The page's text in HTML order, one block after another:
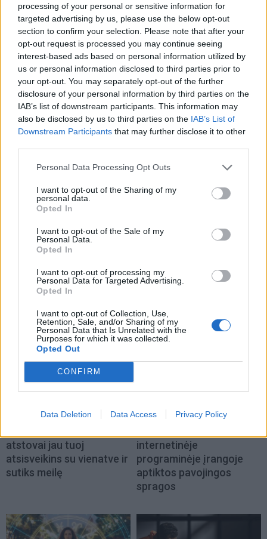
processing of your personal or sensitive information for
targeted advertising by us, please use the below opt-out
section to confirm your selection. Please note that after your
opt-out request is processed you may continue seeing
interest-based ads based on personal information utilized by
us or personal information disclosed to third parties prior to
your opt-out. You may separately opt-out of the further
disclosure of your personal information by third parties on the
IAB’s list of downstream participants. This information may
also be disclosed by us to third parties on the IAB’s List of
Downstream Participants that may further disclose it to other
Personal Data Processing Opt Outs
I want to opt-out of the Sharing of my
personal data.
Opted In
I want to opt-out of the Sale of my
Personal Data.
Opted In
I want to opt-out of processing my
Personal Data for Targeted Advertising.
Opted In
I want to opt-out of Collection, Use,
Retention, Sale, and/or Sharing of my
Personal Data that Is Unrelated with the
Purposes for which it was collected.
Opted Out
CONFIRM
Data Deletion Data Access Privacy Policy
Pasaulis
Išėjo uogauti – bet rado
šį tą daugiau
Pasaulis
JK vairuotojai kasdien
pavagia kuro už šimtus
tūkstančių svarų(1)
NAUJI
Horoskopai
atstovai jau tuoj
atsisveikins su vienatve ir
sutiks meilę
Technologijos
internetinėje
programinėje įrangoje
aptiktos pavojingos
spragos